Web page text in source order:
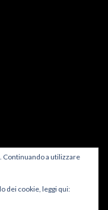
Continuando a utilizzare
dei cookie, leggi qui: